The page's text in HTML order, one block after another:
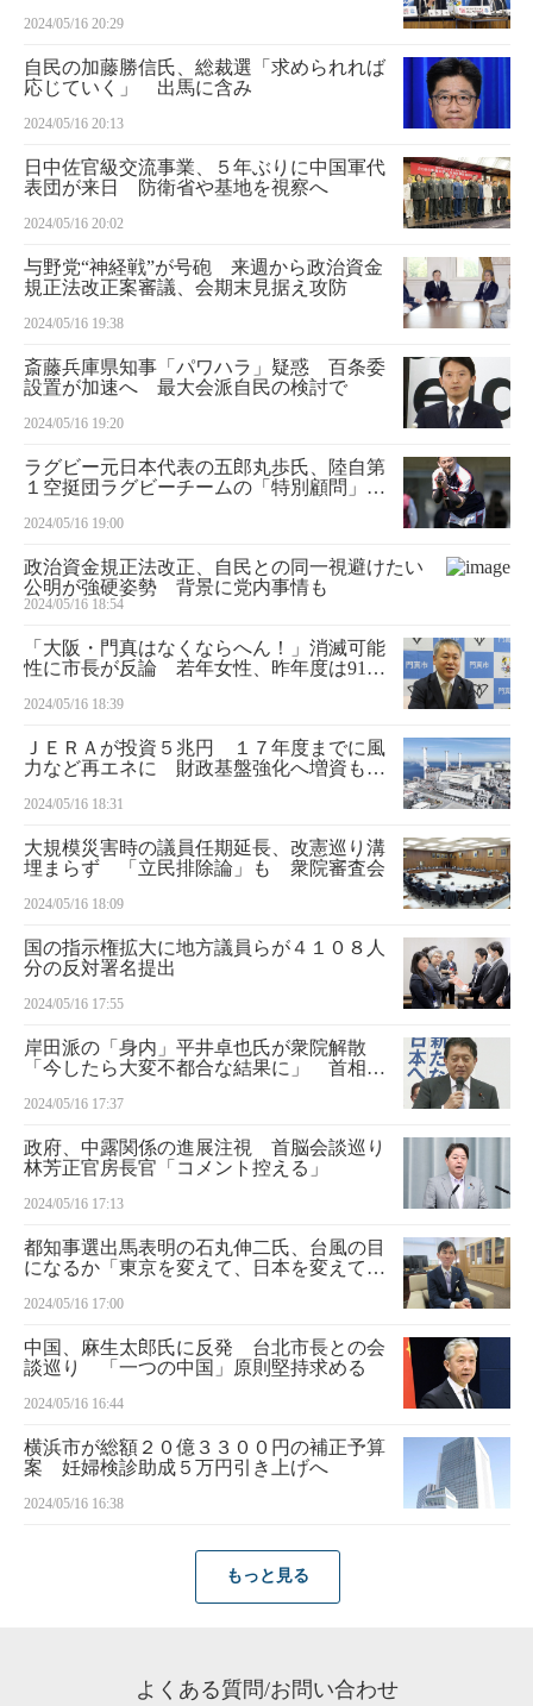
2024/05/16 20:29
自民の加藤勝信氏、総裁選「求められれば
応じていく」 出馬に含み
2024/05/16 20:13
日中佐官級交流事業、５年ぶりに中国軍代
表団が来日 防衛省や基地を視察へ
2024/05/16 20:02
与野党“神経戦”が号砲 来週から政治資金
規正法改正案審議、会期末見据え攻防
2024/05/16 19:38
斎藤兵庫県知事「パワハラ」疑惑 百条委
設置が加速へ 最大会派自民の検討で
2024/05/16 19:20
ラグビー元日本代表の五郎丸歩氏、陸自第
１空挺団ラグビーチームの「特別顧問」に
2024/05/16 19:00
政治資金規正法改正、自民との同一視避けたい
公明が強硬姿勢 背景に党内事情も
2024/05/16 18:54
「大阪・門真はなくならへん！」消滅可能
性に市長が反論 若年女性、昨年度は91人
2024/05/16 18:39
ＪＥＲＡが投資５兆円 １７年度までに風
力など再エネに 財政基盤強化へ増資も検
2024/05/16 18:31
大規模災害時の議員任期延長、改憲巡り溝
埋まらず 「立民排除論」も 衆院審査会
2024/05/16 18:09
国の指示権拡大に地方議員らが４１０８人
分の反対署名提出
2024/05/16 17:55
岸田派の「身内」平井卓也氏が衆院解散
「今したら大変不都合な結果に」 首相地
2024/05/16 17:37
政府、中露関係の進展注視 首脳会談巡り
林芳正官房長官「コメント控える」
2024/05/16 17:13
都知事選出馬表明の石丸伸二氏、台風の目
になるか「東京を変えて、日本を変えてみ
2024/05/16 17:00
中国、麻生太郎氏に反発 台北市長との会
談巡り 「一つの中国」原則堅持求める
2024/05/16 16:44
横浜市が総額２０億３３００円の補正予算
案 妊婦検診助成５万円引き上げへ
2024/05/16 16:38
もっと見る
よくある質問/お問い合わせ